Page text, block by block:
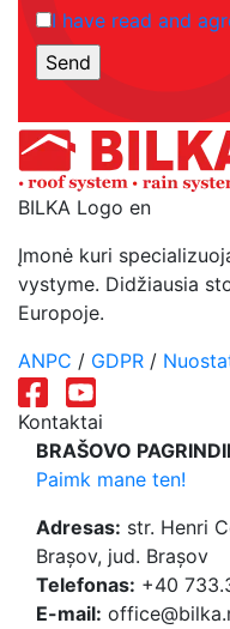
I have read and
BILKA Logo en
Įmonė kuri
vystyme. Didžiausia
Europoje.
ANPC / GDPR /
Kontaktai
BRAŠOVO
Paimk mane ten!
Adresas: str. Henri
Brașov, jud. Brașov
Telefonas: +40
E-mail: